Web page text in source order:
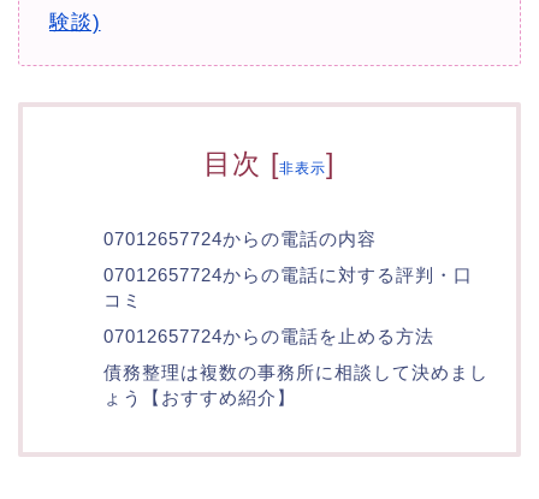
験談)
目次 [非表示]
07012657724からの電話の内容
07012657724からの電話に対する評判・口
コミ
07012657724からの電話を止める方法
債務整理は複数の事務所に相談して決めまし
ょう【おすすめ紹介】